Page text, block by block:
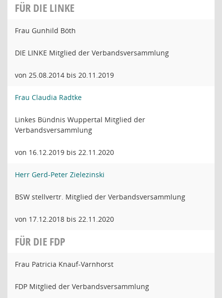
FÜR DIE LINKE
Frau Gunhild Böth
DIE LINKE Mitglied der Verbandsversammlung
von 25.08.2014 bis 20.11.2019
Frau Claudia Radtke
Linkes Bündnis Wuppertal Mitglied der
Verbandsversammlung
von 16.12.2019 bis 22.11.2020
Herr Gerd-Peter Zielezinski
BSW stellvertr. Mitglied der Verbandsversammlung
von 17.12.2018 bis 22.11.2020
FÜR DIE FDP
Frau Patricia Knauf-Varnhorst
FDP Mitglied der Verbandsversammlung